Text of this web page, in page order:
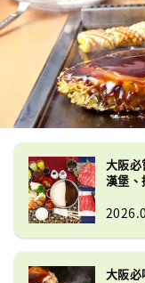
大阪必
漢堡、
大阪必